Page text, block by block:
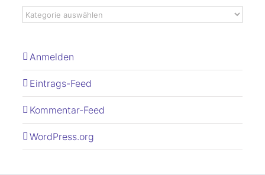
Anmelden
Eintrags-Feed
Kommentar-Feed
WordPress.org